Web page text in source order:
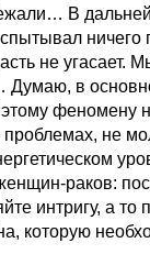
В
ничего
не угасает.
в
феномену
проблемах, не
раков:
интригу, а то
которую